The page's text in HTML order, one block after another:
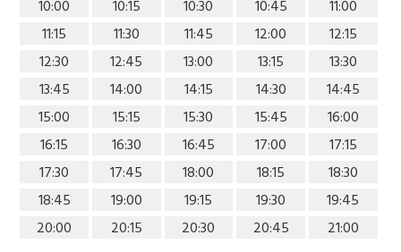
10:00
10:15 10:30 10:45
11:00
11:15
11:30 11:45 12:00
12:15
12:30
12:45 13:00 13:15
13:30
13:45
14:00 14:15 14:30
14:45
15:00
15:15 15:30 15:45
16:00
16:15
16:30 16:45 17:00
17:15
17:30
17:45 18:00 18:15
18:30
18:45
19:00 19:15 19:30
19:45
20:00
20:15 20:30 20:45 21:00